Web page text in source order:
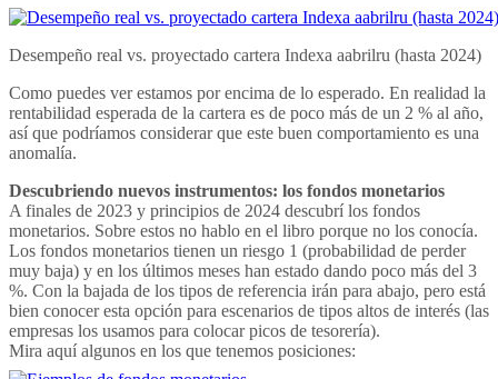
Desempeño real vs. proyectado cartera Indexa aabrilru (hasta 2024)
Como puedes ver estamos por encima de lo esperado. En realidad la
rentabilidad esperada de la cartera es de poco más de un 2 % al año,
así que podríamos considerar que este buen comportamiento es una
anomalía.
Descubriendo nuevos instrumentos: los fondos monetarios
A finales de 2023 y principios de 2024 descubrí los fondos
monetarios. Sobre estos no hablo en el libro porque no los conocía.
Los fondos monetarios tienen un riesgo 1 (probabilidad de perder
muy baja) y en los últimos meses han estado dando poco más del 3
%. Con la bajada de los tipos de referencia irán para abajo, pero está
bien conocer esta opción para escenarios de tipos altos de interés (las
empresas los usamos para colocar picos de tesorería).
Mira aquí algunos en los que tenemos posiciones: